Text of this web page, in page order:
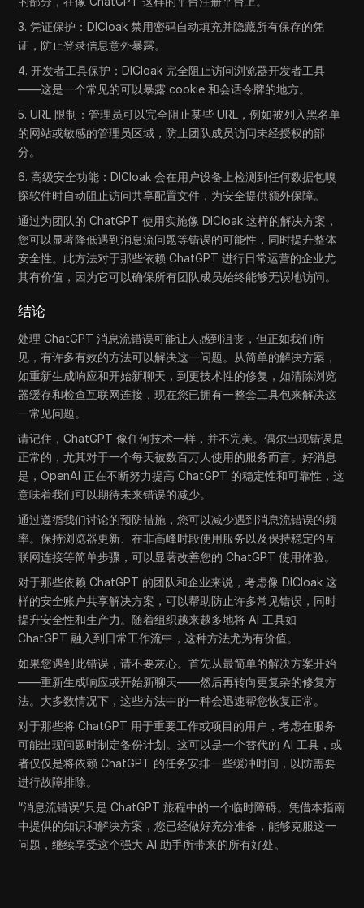
3. 凭证保护：DICloak 禁用密码自动填充并隐藏所有保存的凭
证，防止登录信息意外暴露。
4. 开发者工具保护：DICloak 完全阻止访问浏览器开发者工具
——这是一个常见的可以暴露 cookie 和会话令牌的地方。
5. URL 限制：管理员可以完全阻止某些 URL，例如被列入黑名单
的网站或敏感的管理员区域，防止团队成员访问未经授权的部
分。
6. 高级安全功能：DICloak 会在用户设备上检测到任何数据包嗅
探软件时自动阻止访问共享配置文件，为安全提供额外保障。
通过为团队的 ChatGPT 使用实施像 DICloak 这样的解决方案，
您可以显著降低遇到消息流问题等错误的可能性，同时提升整体
安全性。此方法对于那些依赖 ChatGPT 进行日常运营的企业尤
其有价值，因为它可以确保所有团队成员始终能够无误地访问。
结论
处理 ChatGPT 消息流错误可能让人感到沮丧，但正如我们所
见，有许多有效的方法可以解决这一问题。从简单的解决方案，
如重新生成响应和开始新聊天，到更技术性的修复，如清除浏览
器缓存和检查互联网连接，现在您已拥有一整套工具包来解决这
一常见问题。
请记住，ChatGPT 像任何技术一样，并不完美。偶尔出现错误是
正常的，尤其对于一个每天被数百万人使用的服务而言。好消息
是，OpenAI 正在不断努力提高 ChatGPT 的稳定性和可靠性，这
意味着我们可以期待未来错误的减少。
通过遵循我们讨论的预防措施，您可以减少遇到消息流错误的频
率。保持浏览器更新、在非高峰时段使用服务以及保持稳定的互
联网连接等简单步骤，可以显著改善您的 ChatGPT 使用体验。
对于那些依赖 ChatGPT 的团队和企业来说，考虑像 DICloak 这
样的安全账户共享解决方案，可以帮助防止许多常见错误，同时
提升安全性和生产力。随着组织越来越多地将 AI 工具如
ChatGPT 融入到日常工作流中，这种方法尤为有价值。
如果您遇到此错误，请不要灰心。首先从最简单的解决方案开始
——重新生成响应或开始新聊天——然后再转向更复杂的修复方
法。大多数情况下，这些方法中的一种会迅速帮您恢复正常。
对于那些将 ChatGPT 用于重要工作或项目的用户，考虑在服务
可能出现问题时制定备份计划。这可以是一个替代的 AI 工具，或
者仅仅是将依赖 ChatGPT 的任务安排一些缓冲时间，以防需要
进行故障排除。
“消息流错误”只是 ChatGPT 旅程中的一个临时障碍。凭借本指南
中提供的知识和解决方案，您已经做好充分准备，能够克服这一
问题，继续享受这个强大 AI 助手所带来的所有好处。